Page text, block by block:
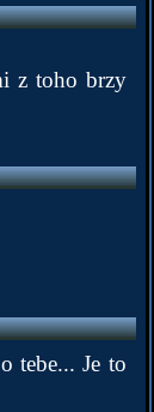
z toho brzy
tebe... Je to